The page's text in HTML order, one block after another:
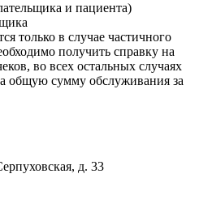
и пациента)
только в случае частичного
получить справку на
во всех остальных случаях
общую сумму обслуживания за
д. 33